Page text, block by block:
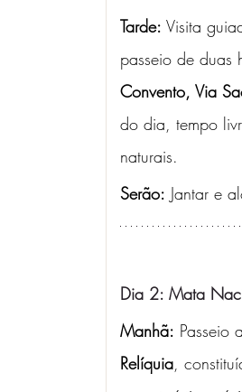
Tarde: Visita
passeio de duas
Convento, Via
do dia, tempo
naturais.
Serão: Jantar e
Dia 2: Mata
Manhã: Passeio
Relíquia,